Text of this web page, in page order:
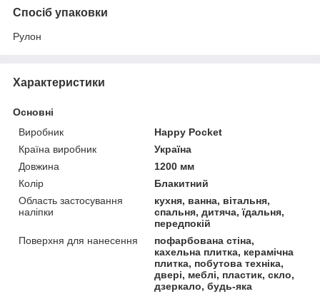
Спосіб упаковки
Рулон
Характеристики
Основні
Виробник
Happy Pocket
Країна виробник
Україна
Довжина
1200 мм
Колір
Блакитний
Область застосування
наліпки
кухня, ванна, вітальня,
спальня, дитяча, їдальня,
передпокій
Поверхня для нанесення
пофарбована стіна,
кахельна плитка, керамічна
плитка, побутова техніка,
двері, меблі, пластик, скло,
дзеркало, будь-яка